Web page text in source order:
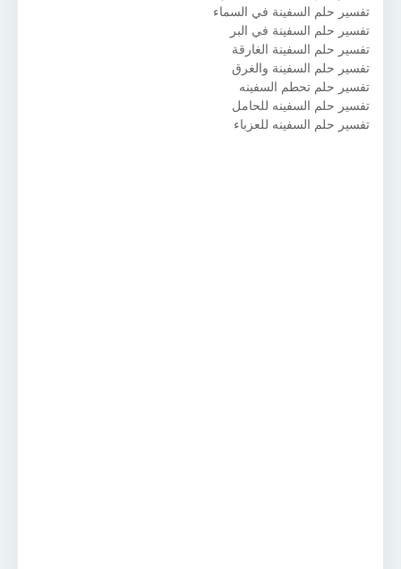
تفسير حلم السفينة في السماء
تفسير حلم السفينة في البر
تفسير حلم السفينة الغارقة
تفسير حلم السفينة والغرق
تفسير حلم تحطم السفينه
تفسير حلم السفينه للحامل
تفسير حلم السفينه للعزباء